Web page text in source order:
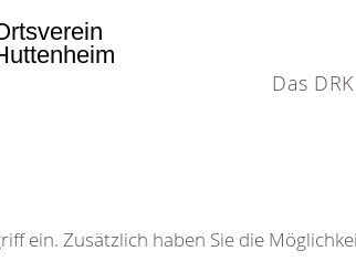
Das DRK
ein. Zusätzlich haben Sie die